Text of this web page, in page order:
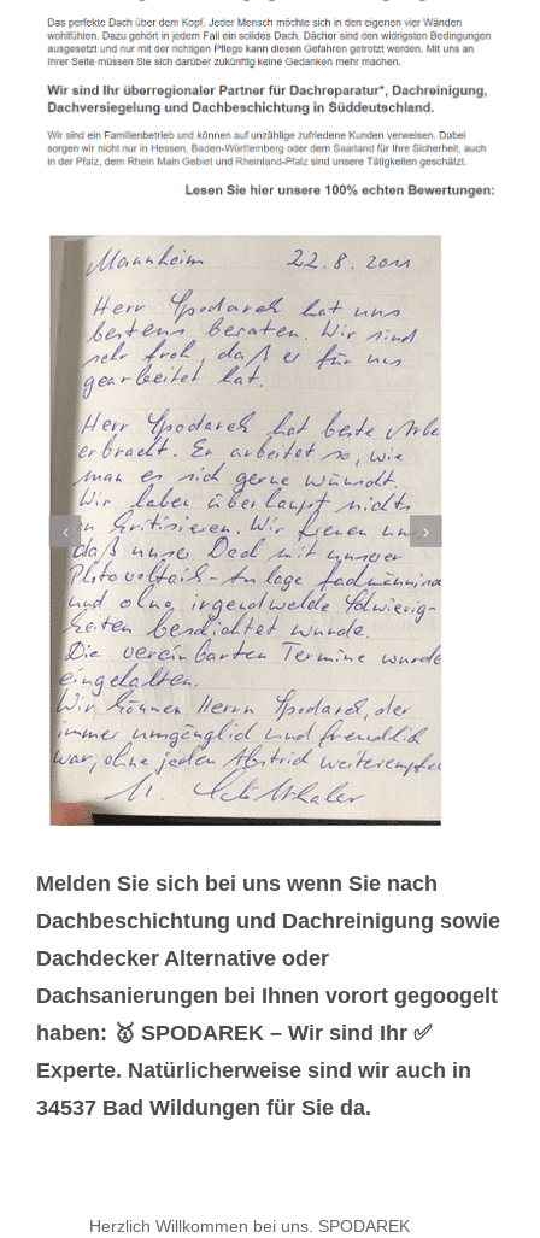
Melden Sie sich bei uns wenn Sie nach
Dachbeschichtung und Dachreinigung sowie
Dachdecker Alternative oder
Dachsanierungen bei Ihnen vorort gegoogelt
haben: 🥇 SPODAREK – Wir sind Ihr ✅
Experte. Natürlicherweise sind wir auch in
34537 Bad Wildungen für Sie da.
Herzlich Willkommen bei uns. SPODAREK